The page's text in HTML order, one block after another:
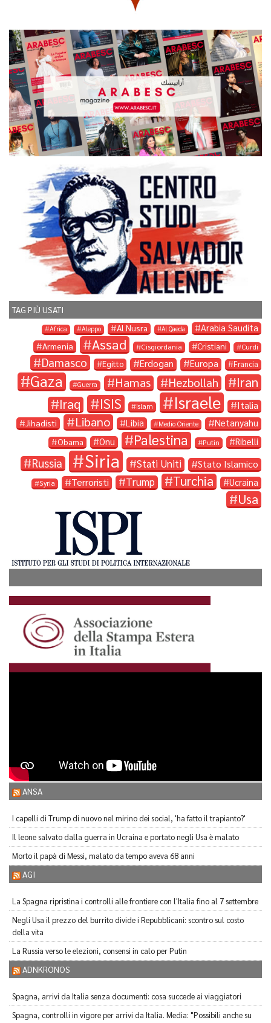
TAG PIÙ USATI
Africa Aleppo Al Nusra Al Qaeda Arabia Saudita
Armenia Assad Cisgiordania Cristiani Curdi
Damasco Egitto Erdogan Europa Francia
Gaza Guerra Hamas Hezbollah Iran
Iraq ISIS Islam Israele Italia
Jihadisti Libano Libia Medio Oriente Netanyahu
Obama Onu Palestina Putin Ribelli
Russia Siria Stati Uniti Stato Islamico
Syria Terroristi Trump Turchia Ucraina
Usa
ANSA
I capelli di Trump di nuovo nel mirino dei social, 'ha fatto il trapianto?'
Il leone salvato dalla guerra in Ucraina e portato negli Usa è malato
Morto il papà di Messi, malato da tempo aveva 68 anni
AGI
La Spagna ripristina i controlli alle frontiere con l'Italia fino al 7 settembre
Negli Usa il prezzo del burrito divide i Repubblicani: scontro sul costo
della vita
La Russia verso le elezioni, consensi in calo per Putin
ADNKRONOS
Spagna, arrivi da Italia senza documenti: cosa succede ai viaggiatori
Spagna, controlli in vigore per arrivi da Italia. Media: "Possibili anche su